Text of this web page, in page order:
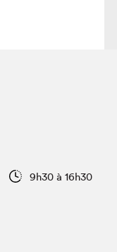
9h30 à 16h30